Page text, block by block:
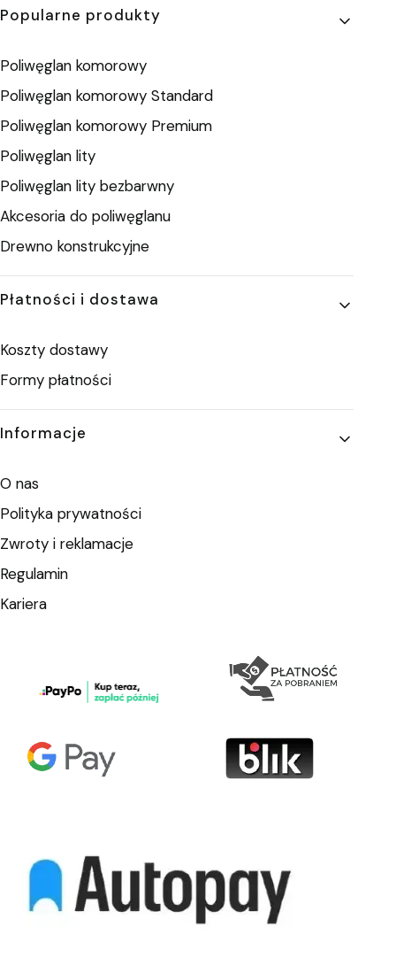
Popularne produkty
Poliwęglan komorowy
Poliwęglan komorowy Standard
Poliwęglan komorowy Premium
Poliwęglan lity
Poliwęglan lity bezbarwny
Akcesoria do poliwęglanu
Drewno konstrukcyjne
Płatności i dostawa
Koszty dostawy
Formy płatności
Informacje
O nas
Polityka prywatności
Zwroty i reklamacje
Regulamin
Kariera